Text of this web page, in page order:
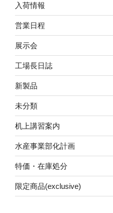
入荷情報
営業日程
展示会
工場長日誌
新製品
未分類
机上講習案内
水産事業部化計画
特価・在庫処分
限定商品(exclusive)